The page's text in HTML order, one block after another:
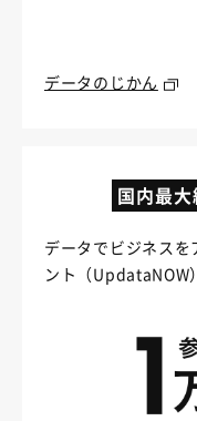
データのじかん
国内最
データでビジネス
ント（UpdataNOW